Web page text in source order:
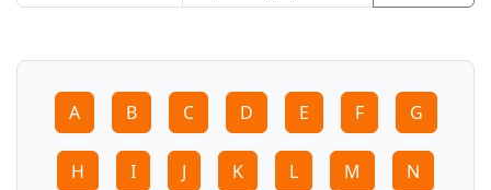
A B C D E F G
H I J K L M N